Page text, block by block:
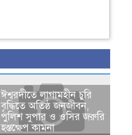
ঈশ্বরদীতে লাগামহীন চুরি
বৃদ্ধিতে অতিষ্ঠ জনজীবন,
পুলিশ সুপার ও ওসির জরুরি
হস্তক্ষেপ কামনা ​